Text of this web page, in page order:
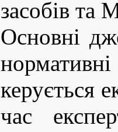
засобів
Основні
керується
час